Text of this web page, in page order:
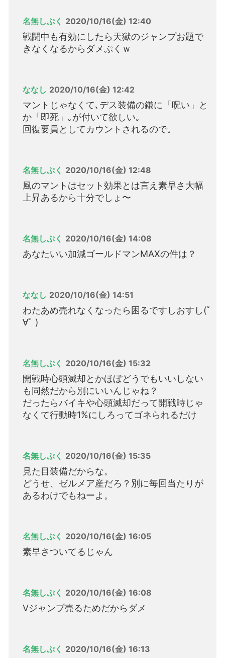
名無しぷく 2020/10/16(金) 12:40
戦闘中も有効にしたら天獄のジャンプお題で
きなくなるからダメぷくｗ
ななし 2020/10/16(金) 12:42
マントじゃなくて､デス装備の鎌に「呪い」と
か「即死」｡が付いて欲しい｡
回復要員としてカウントされるので｡
名無しぷく 2020/10/16(金) 12:48
風のマントはセット効果とは言え素早さ大幅
上昇あるから十分でしょ〜
名無しぷく 2020/10/16(金) 14:08
あなたいい加減ゴールドマンMAXの件は？
ななし 2020/10/16(金) 14:51
わたあめ売れなくなったら困るですしおすし(ﾟ
∀ﾟ )
名無しぷく 2020/10/16(金) 15:32
開戦時心頭滅却とかほぼどうでもいいしない
も同然だから別にいいんじゃね？
だったらバイキや心頭滅却だって開戦時じゃ
なくて行動時1%にしろってゴネられるだけ
名無しぷく 2020/10/16(金) 15:35
見た目装備だからな。
どうせ、ゼルメア産だろ？別に毎回当たりが
あるわけでもねーよ。
名無しぷく 2020/10/16(金) 16:05
素早さついてるじゃん
名無しぷく 2020/10/16(金) 16:08
Vジャンプ売るためだからダメ
名無しぷく 2020/10/16(金) 16:13